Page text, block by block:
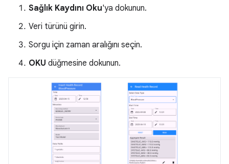
Sağlık Kaydını Oku'ya dokunun.
Veri türünü girin.
Sorgu için zaman aralığını seçin.
OKU düğmesine dokunun.